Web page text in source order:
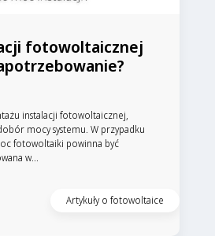
fotowoltaicznej
instalacji fotowoltaicznej,
mocy systemu. W przypadku
fotowoltaiki powinna być
w...
Artykuły o fotowoltaice